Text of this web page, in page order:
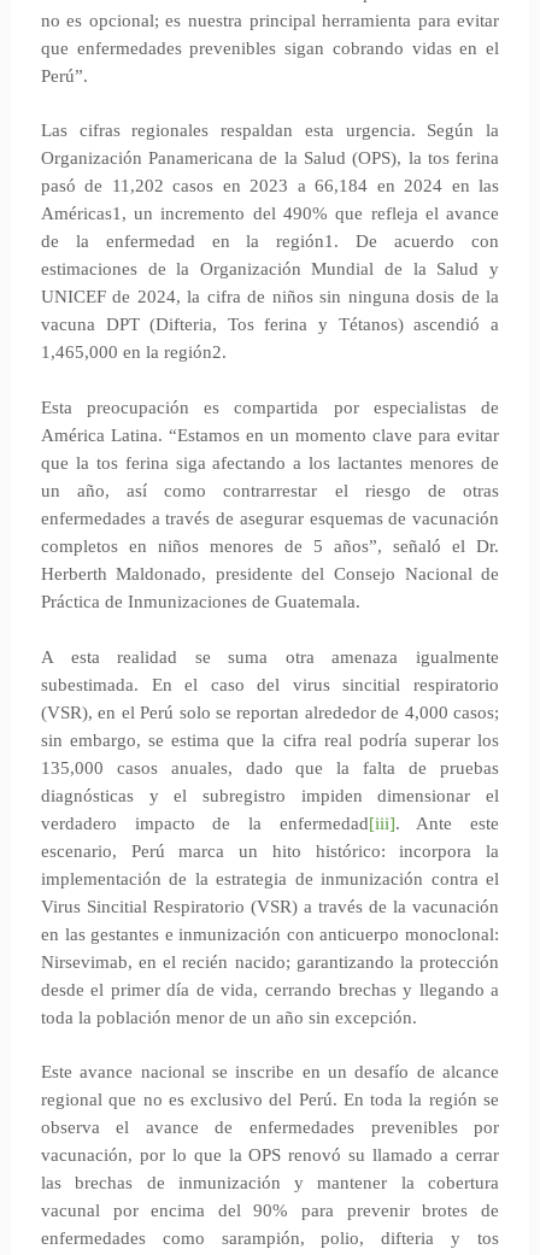
no es opcional; es nuestra principal herramienta para evitar
que enfermedades prevenibles sigan cobrando vidas en el
Perú”.
Las cifras regionales respaldan esta urgencia. Según la
Organización Panamericana de la Salud (OPS), la tos ferina
pasó de 11,202 casos en 2023 a 66,184 en 2024 en las
Américas1, un incremento del 490% que refleja el avance
de la enfermedad en la región1. De acuerdo con
estimaciones de la Organización Mundial de la Salud y
UNICEF de 2024, la cifra de niños sin ninguna dosis de la
vacuna DPT (Difteria, Tos ferina y Tétanos) ascendió a
1,465,000 en la región2.
Esta preocupación es compartida por especialistas de
América Latina. “Estamos en un momento clave para evitar
que la tos ferina siga afectando a los lactantes menores de
un año, así como contrarrestar el riesgo de otras
enfermedades a través de asegurar esquemas de vacunación
completos en niños menores de 5 años”, señaló el Dr.
Herberth Maldonado, presidente del Consejo Nacional de
Práctica de Inmunizaciones de Guatemala.
A esta realidad se suma otra amenaza igualmente
subestimada. En el caso del virus sincitial respiratorio
(VSR), en el Perú solo se reportan alrededor de 4,000 casos;
sin embargo, se estima que la cifra real podría superar los
135,000 casos anuales, dado que la falta de pruebas
diagnósticas y el subregistro impiden dimensionar el
verdadero impacto de la enfermedad[iii]. Ante este
escenario, Perú marca un hito histórico: incorpora la
implementación de la estrategia de inmunización contra el
Virus Sincitial Respiratorio (VSR) a través de la vacunación
en las gestantes e inmunización con anticuerpo monoclonal:
Nirsevimab, en el recién nacido; garantizando la protección
desde el primer día de vida, cerrando brechas y llegando a
toda la población menor de un año sin excepción.
Este avance nacional se inscribe en un desafío de alcance
regional que no es exclusivo del Perú. En toda la región se
observa el avance de enfermedades prevenibles por
vacunación, por lo que la OPS renovó su llamado a cerrar
las brechas de inmunización y mantener la cobertura
vacunal por encima del 90% para prevenir brotes de
enfermedades como sarampión, polio, difteria y tos